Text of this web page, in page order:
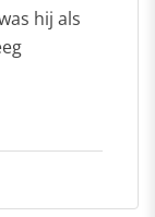
hij als